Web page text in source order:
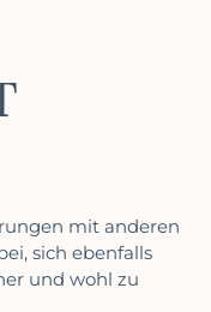
mit anderen
sich ebenfalls
und wohl zu